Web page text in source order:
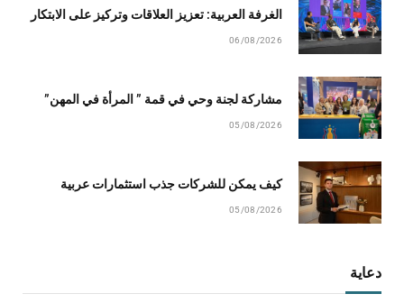
الغرفة العربية: تعزيز العلاقات وتركيز على الابتكار
06/08/2026
مشاركة لجنة وحي في قمة ” المرأة في المهن”
05/08/2026
كيف يمكن للشركات جذب استثمارات عربية
05/08/2026
دعاية